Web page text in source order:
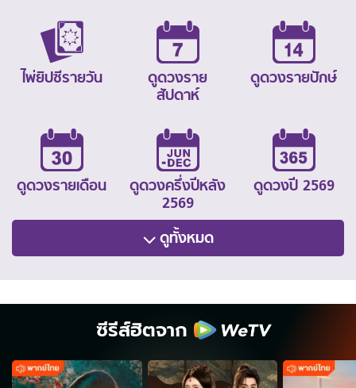
ไพ่ยิปซีรายวัน
ดูดวงราย
สัปดาห์
ดูดวงรายปักษ์
ดูดวงรายเดือน
ดูดวงครึ่งปีหลัง
2569
ดูดวงปี 2569
ดูทั้งหมด
ซีรีส์ฮิตจาก